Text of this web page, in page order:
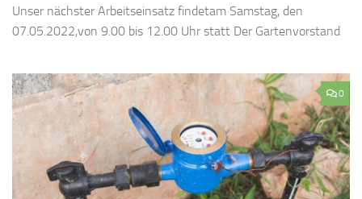
Unser nächster Arbeitseinsatz findetam Samstag, den
07.05.2022,von 9.00 bis 12.00 Uhr statt Der Gartenvorstand
0